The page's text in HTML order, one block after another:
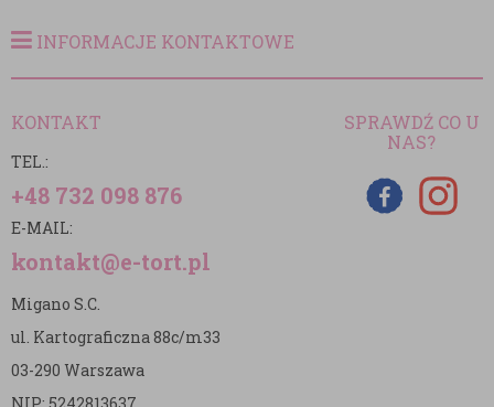
INFORMACJE KONTAKTOWE
KONTAKT
TEL.:
+48 732 098 876
E-MAIL:
kontakt@e-tort.pl
Migano S.C.
ul. Kartograficzna 88c/m33
03-290 Warszawa
SPRAWDŹ CO U
NAS?